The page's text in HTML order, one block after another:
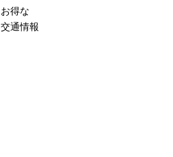
お得な
交通情報